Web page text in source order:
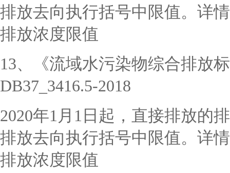
排放去向执行括号中限值。详
排放浓度限值
13、《流域水污染物综合排放
DB37_3416.5-2018
2020年1月1日起，直接排放的
排放去向执行括号中限值。详
排放浓度限值